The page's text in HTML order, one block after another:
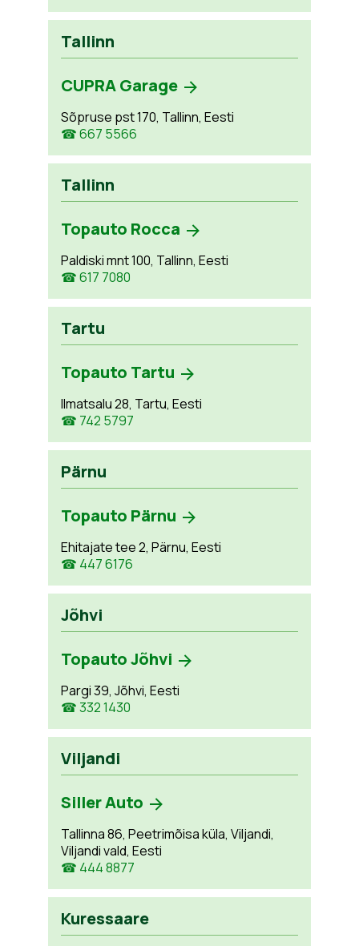
Tallinn
CUPRA Garage
Sõpruse pst 170, Tallinn, Eesti
☎ 667 5566
Tallinn
Topauto Rocca
Paldiski mnt 100, Tallinn, Eesti
☎ 617 7080
Tartu
Topauto Tartu
Ilmatsalu 28, Tartu, Eesti
☎ 742 5797
Pärnu
Topauto Pärnu
Ehitajate tee 2, Pärnu, Eesti
☎ 447 6176
Jõhvi
Topauto Jõhvi
Pargi 39, Jõhvi, Eesti
☎ 332 1430
Viljandi
Siller Auto
Tallinna 86, Peetrimõisa küla, Viljandi,
Viljandi vald, Eesti
☎ 444 8877
Kuressaare